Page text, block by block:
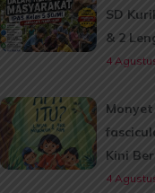
SD
& 2
4
Kini
4